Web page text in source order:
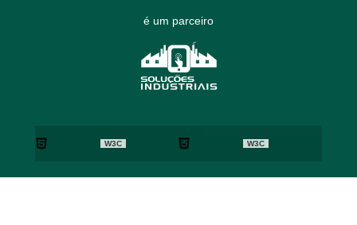
é um parceiro
W3C W3C